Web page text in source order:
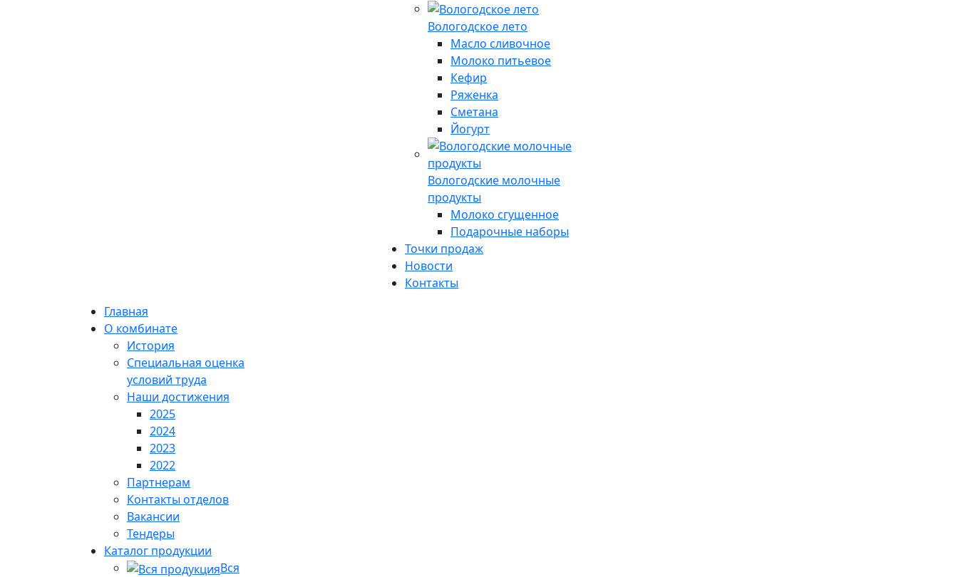
Вологодское лето
Масло сливочное
Молоко питьевое
Кефир
Ряженка
Сметана
Йогурт
Вологодские молочные
продукты
Молоко сгущенное
Подарочные наборы
Точки продаж
Новости
Контакты
Главная
О комбинате
История
Специальная оценка
условий труда
Наши достижения
2025
2024
2023
2022
Партнерам
Контакты отделов
Вакансии
Тендеры
Каталог продукции
Вся